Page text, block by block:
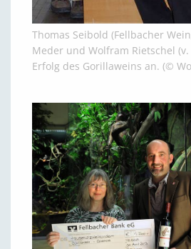
Thomas Seibold (Fellbacher
Meder und Wolfram Rietschel
Erfolg des Gorillaweins an. (©